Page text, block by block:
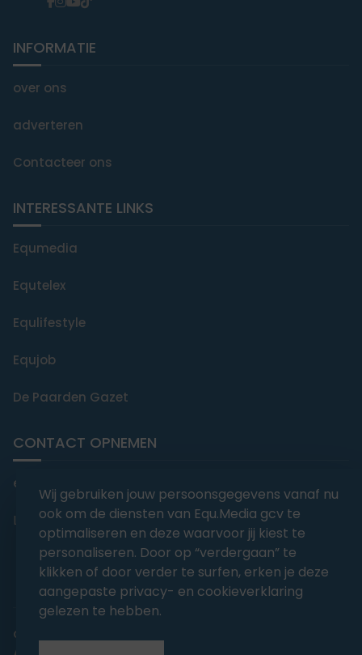
INFORMATIE
over ons
adverteren
Contacteer ons
INTERESSANTE LINKS
Equmedia
Equtelex
Equlifestyle
Equjob
De Paarden Gazet
CONTACT OPNEMEN
editorial@equmedia.be
Langendamdreef 22 9880 Aalter België
abonnementsvoorwaarden
Wij gebruiken jouw persoonsgegevens vanaf nu
ook om de diensten van Equ.Media gcv te
optimaliseren en deze waarvoor jij kiest te
personaliseren. Door op “verdergaan” te
klikken of door verder te surfen, erken je deze
aangepaste privacy- en cookieverklaring
gelezen te hebben.